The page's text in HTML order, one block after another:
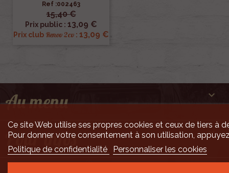
Ref :002463
15,40 €
Prix public : 13,09 €
Prix club Renov 2cv : 13,09 €
Au menu 
Pour infos 
Ce site Web utilise ses propres cookies et ceux de tiers à
Pour donner votre consentement à son utilisation,
Politique de confidentialité
Personnaliser les cookies